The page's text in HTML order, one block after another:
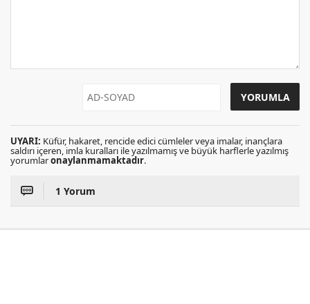
UYARI: Küfür, hakaret, rencide edici cümleler veya imalar, inançlara
saldırı içeren, imla kuralları ile yazılmamış ve büyük harflerle yazılmış
yorumlaronaylanmamaktadır.
1 Yorum